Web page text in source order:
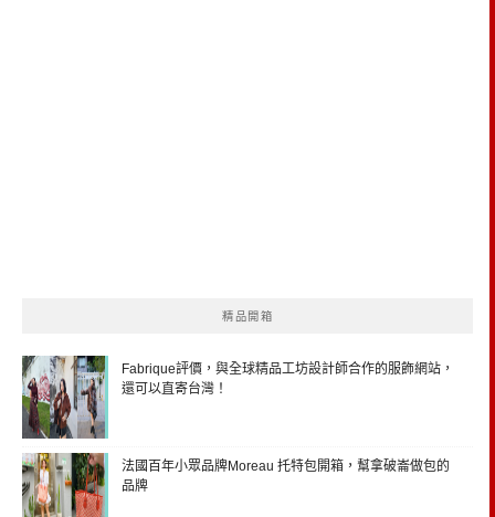
精品開箱
Fabrique評價，與全球精品工坊設計師合作的服飾網站，
還可以直寄台灣！
法國百年小眾品牌Moreau 托特包開箱，幫拿破崙做包的
品牌